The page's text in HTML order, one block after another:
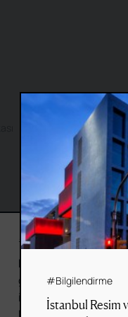
#Cookie
Bu web sitesi,
geliştirmek ve site
istatistiklerini
#Bilgilendirme
İstanbul Resim